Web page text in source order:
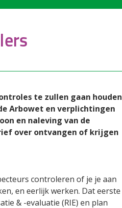
te zullen gaan houden
Arbowet en verplichtingen
en naleving van de
over ontvangen of krijgen
controleren of je je aan
en eerlijk werken. Dat eerste
& -evaluatie (RIE) en plan